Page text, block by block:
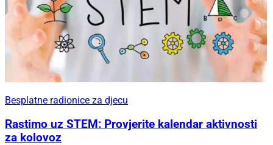
Besplatne radionice za djecu
Rastimo uz STEM: Provjerite kalendar aktivnosti
za kolovoz